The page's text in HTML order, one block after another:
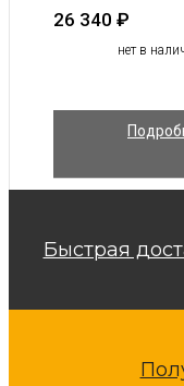
26 340 ₽
нет в
Быстрая